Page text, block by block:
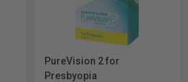
PureVision 2 for
Presbyopia